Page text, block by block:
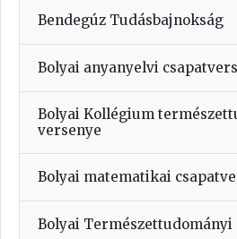
Bendegúz Tudásbajnokság
Bolyai anyanyelvi
Bolyai Kollégium
versenye
Bolyai matematikai
Bolyai Természettudományi